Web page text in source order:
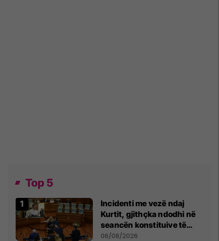
Top 5
Incidenti me vezë ndaj
Kurtit, gjithçka ndodhi në
seancën konstituive të
Kuvendit
06/08/2026